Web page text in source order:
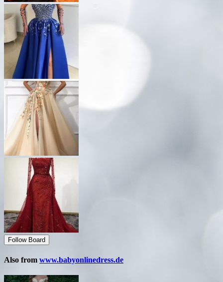
Follow Board
Also from www.babyonlinedress.de